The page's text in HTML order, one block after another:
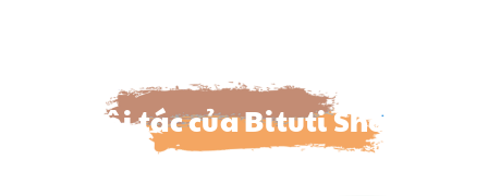
Đối tác của Bituti Shop